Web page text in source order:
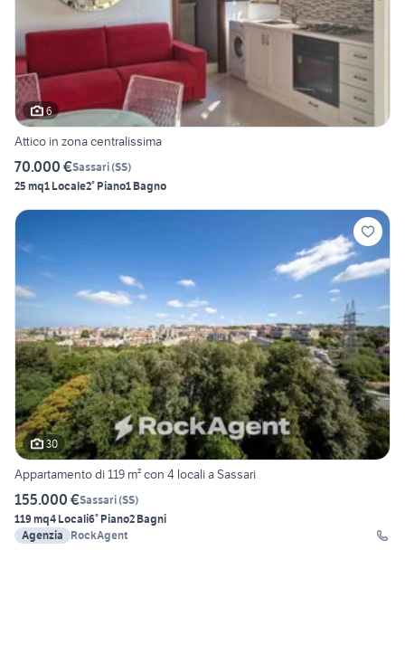
6
Attico in zona centralissima
70.000 €Sassari(SS)
25 mq1 Locale2° Piano1 Bagno
30
Appartamento di 119 m² con 4 locali a Sassari
155.000 €Sassari(SS)
119 mq4 Locali6° Piano2 Bagni
Agenzia
RockAgent